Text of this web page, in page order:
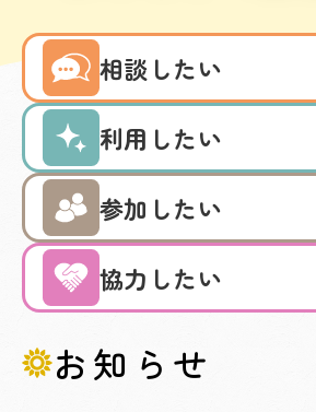
相談したい
利用したい
参加したい
協力したい
お知らせ